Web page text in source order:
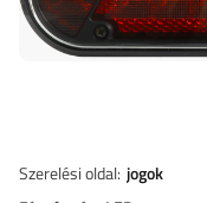
Szerelési oldal jogok